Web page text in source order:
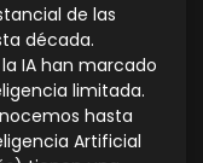
de las
década.
IA han marcado
limitada.
hasta
Artificial